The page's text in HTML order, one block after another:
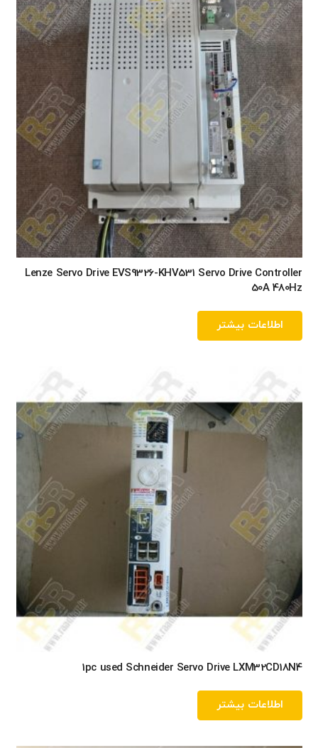
Lenze Servo Drive EVS9326-KHV531 Servo Drive Controller
50A 480Hz
اطلاعات بیشتر
1pc used Schneider Servo Drive LXM32CD18N4
اطلاعات بیشتر